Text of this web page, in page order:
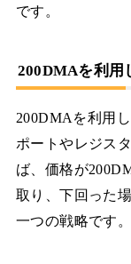
です。
200DMAを利用
200DMAを利用
ポートやレジス
ば、価格が
取り、下回った
一つの戦略です。